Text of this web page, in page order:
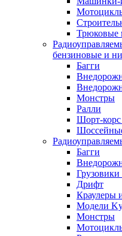
Трюковые
бензиновые и
Багги
Монстры
Ралли
Шорт-корс
Багги
Дрифт
Краулеры
Модели
Монстры